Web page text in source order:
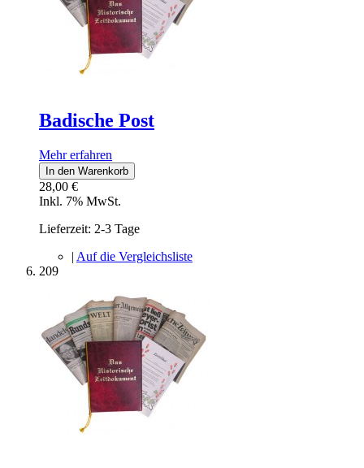
Badische Post
Mehr erfahren
In den Warenkorb
28,00 €
Inkl. 7% MwSt.
Lieferzeit: 2-3 Tage
| Auf die Vergleichsliste
209